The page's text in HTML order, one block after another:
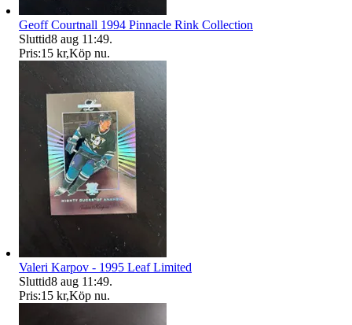
Geoff Courtnall 1994 Pinnacle Rink Collection
Sluttid8 aug 11:49.
Pris:15 kr,Köp nu.
Valeri Karpov - 1995 Leaf Limited
Sluttid8 aug 11:49.
Pris:15 kr,Köp nu.